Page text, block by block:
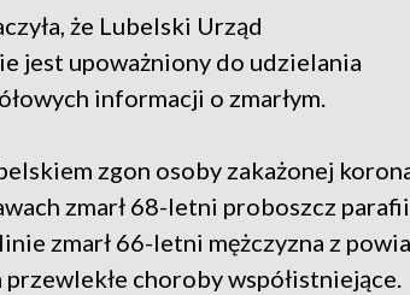
że Lubelski Urząd
jest upoważniony do udzielania
informacji o zmarłym.
zgon osoby zakażonej
zmarł 68-letni proboszcz
zmarł 66-letni mężczyzna z
choroby współistniejące.